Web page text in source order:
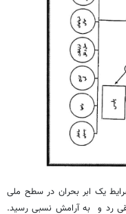
یک ابر بحران در سطح ملی
رد و به آرامش نسبی رسید.